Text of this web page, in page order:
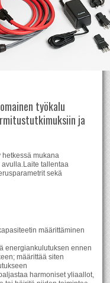
työkalu
ja
hetkessä mukana
tallentaa
sekä
määrittäminen
energiankulutuksen ennen
määrittää siten
harmoniset yliaallot,